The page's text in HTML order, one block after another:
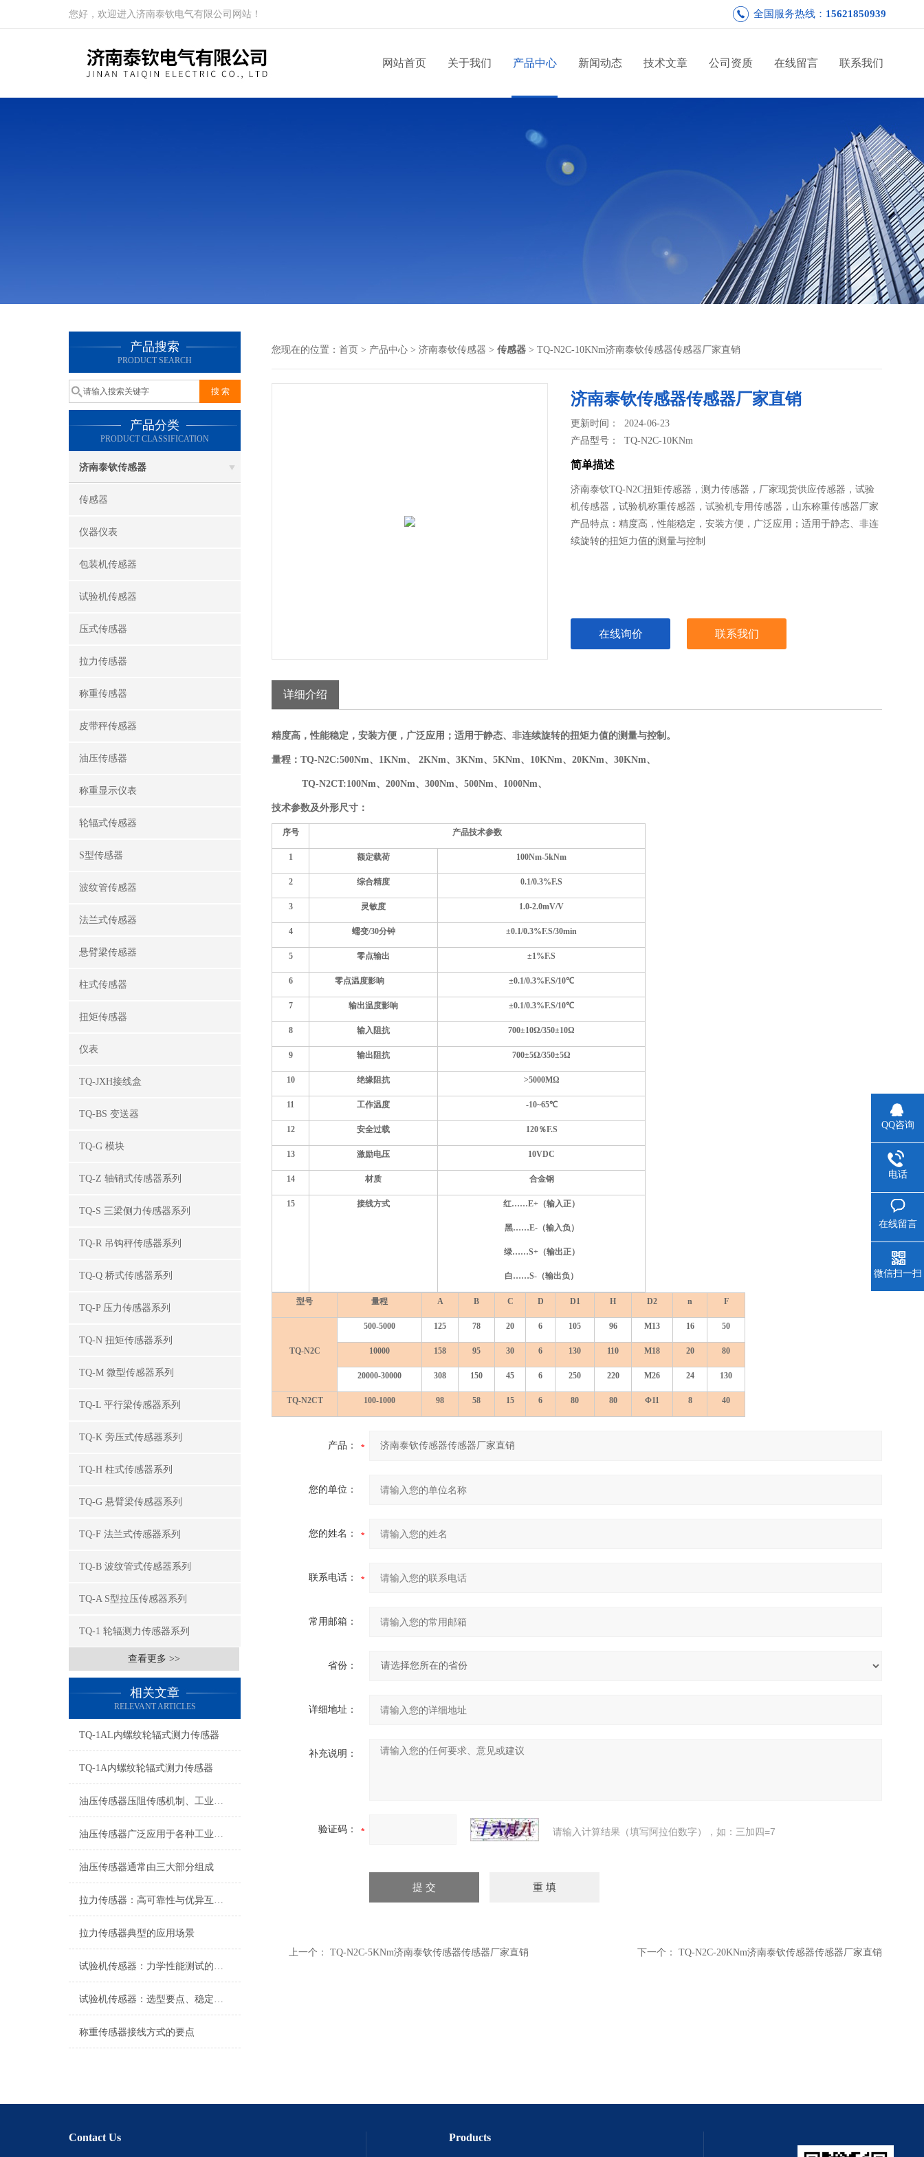
您好，欢迎进入济南泰钦电气有限公司网站！ 全国服务热线： 15621850939
网站首页 关于我们 产品中心 新闻动态 技术文章 公司资质 在线留言 联系我们
产品搜索
PRODUCT SEARCH
产品分类
PRODUCT CLASSIFICATION
济南泰钦传感器
传感器
仪器仪表
包装机传感器
试验机传感器
压式传感器
拉力传感器
称重传感器
皮带秤传感器
油压传感器
称重显示仪表
轮辐式传感器
S型传感器
波纹管传感器
法兰式传感器
悬臂梁传感器
柱式传感器
扭矩传感器
仪表
TQ-JXH接线盒
TQ-BS 变送器
TQ-G 模块
TQ-Z 轴销式传感器系列
TQ-S 三梁侧力传感器系列
TQ-R 吊钩秤传感器系列
TQ-Q 桥式传感器系列
TQ-P 压力传感器系列
TQ-N 扭矩传感器系列
TQ-M 微型传感器系列
TQ-L 平行梁传感器系列
TQ-K 旁压式传感器系列
TQ-H 柱式传感器系列
TQ-G 悬臂梁传感器系列
TQ-F 法兰式传感器系列
TQ-B 波纹管式传感器系列
TQ-A S型拉压传感器系列
TQ-1 轮辐测力传感器系列
查看更多 >>
相关文章
RELEVANT ARTICLES
TQ-1AL内螺纹轮辐式测力传感器
TQ-1A内螺纹轮辐式测力传感器
油压传感器压阻传感机制、工业工况适配与标准化运维管理
油压传感器广泛应用于各种工业自控环境
油压传感器通常由三大部分组成
拉力传感器：高可靠性与优异互换性的技术解析
拉力传感器典型的应用场景
试验机传感器：力学性能测试的核心组件解析
试验机传感器：选型要点、稳定性及分类详解
称重传感器接线方式的要点
您现在的位置： 首页 > 产品中心 > 济南泰钦传感器 > 传感器 > TQ-N2C-10KNm济南泰钦传感器传感器厂家直销
济南泰钦传感器传感器厂家直销
更新时间： 2024-06-23
产品型号：TQ-N2C-10KNm
简单描述
济南泰钦TQ-N2C扭矩传感器，测力传感器，厂家现货供应传感器，试验
机传感器，试验机称重传感器，试验机专用传感器，山东称重传感器厂家
产品特点：精度高，性能稳定，安装方便，广泛应用；适用于静态、非连
续旋转的扭矩力值的测量与控制
在线询价 联系我们
详细介绍
精度高，性能稳定，安装方便，广泛应用；适用于静态、非连续旋转的扭矩力值的测量与控制。
量程：TQ-N2C:500Nm、1KNm、 2KNm、3KNm、5KNm、10KNm、20KNm、30KNm、
TQ-N2CT:100Nm、200Nm、300Nm、500Nm、1000Nm、
技术参数及外形尺寸：
序号 产品技术参数
1 额定载荷 100Nm-5kNm
2 综合精度 0.1/0.3%F.S
3 灵敏度 1.0-2.0mV/V
4 蠕变/30分钟 ±0.1/0.3%F.S/30min
5 零点输出 ±1%F.S
6 零点温度影响 ±0.1/0.3%F.S/10℃
7 输出温度影响 ±0.1/0.3%F.S/10℃
8 输入阻抗 700±10Ω/350±10Ω
9 输出阻抗 700±5Ω/350±5Ω
10 绝缘阻抗 >5000MΩ
11 工作温度 -10~65℃
12 安全过载 120％F.S
13 激励电压 10VDC
14 材质 合金钢
15 接线方式 红……E+（输入正）
黑……E-（输入负）
绿……S+（输出正）
白……S-（输出负）
型号 量程 A B C D D1 H D2 n F
TQ-N2C
500-5000 125 78 20 6 105 96 M13 16 50
10000 158 95 30 6 130 110 M18 20 80
20000-30000 308 150 45 6 250 220 M26 24 130
TQ-N2CT 100-1000 98 58 15 6 80 80 Φ11 8 40
产品：
您的单位：
您的姓名：
联系电话：
常用邮箱：
省份：
详细地址：
补充说明：
验证码： 请输入计算结果（填写阿拉伯数字），如：三加四=7
上一个： TQ-N2C-5KNm济南泰钦传感器传感器厂家直销 下一个： TQ-N2C-20KNm济南泰钦传感器传感器厂家直销
Contact Us Products
QQ咨询
电话
在线留言
微信扫一扫